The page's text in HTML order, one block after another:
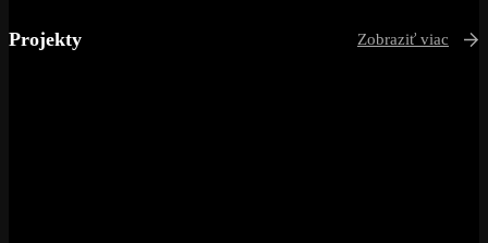
Projekty Zobraziť viac